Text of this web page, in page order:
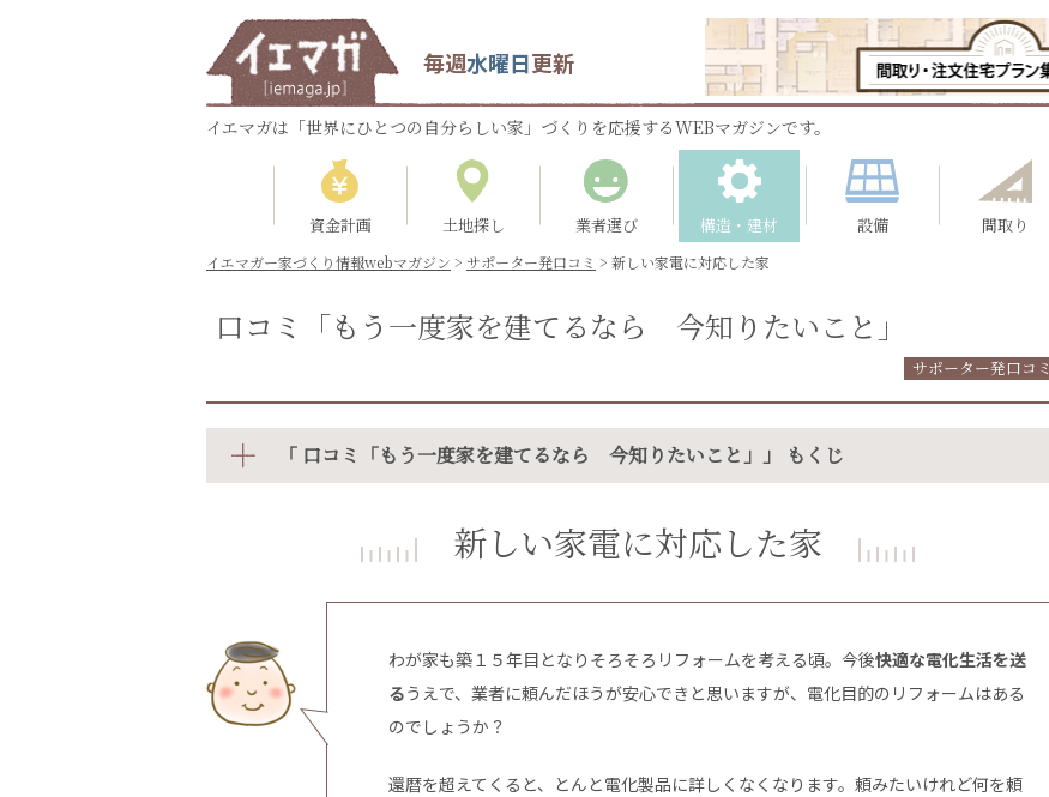
毎週水曜日更新
イエマガは「世界にひとつの自分らしい家」づくりを応援するWEBマガジンです。
資金計画 土地探し 業者選び 構造・建材 設備 間取り
イエマガー家づくり情報webマガジン > サポーター発口コミ > 新しい家電に対応した家
口コミ「もう一度家を建てるなら 今知りたいこと」
サポーター発口コミ
「 口コミ「もう一度家を建てるなら 今知りたいこと」」 もくじ
新しい家電に対応した家
わが家も築１５年目となりそろそろリフォームを考える頃。今後快適な電化生活を送
るうえで、業者に頼んだほうが安心できと思いますが、電化目的のリフォームはある
のでしょうか？
還暦を超えてくると、とんと電化製品に詳しくなくなります。頼みたいけれど何を頼